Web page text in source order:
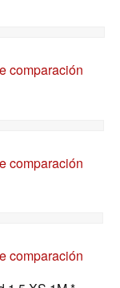
comparación
comparación
comparación